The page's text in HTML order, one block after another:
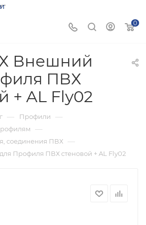
поможем подобрать товар именно
0
Внешний
ПВХ
+ AL Fly02
— Профили —
—
соединения ПВХ —
Профиля ПВХ стеновой + AL Fly02